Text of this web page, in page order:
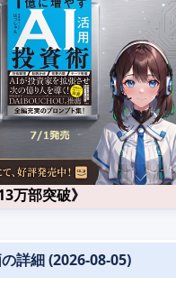
万部突破》
詳細 (2026-08-05)